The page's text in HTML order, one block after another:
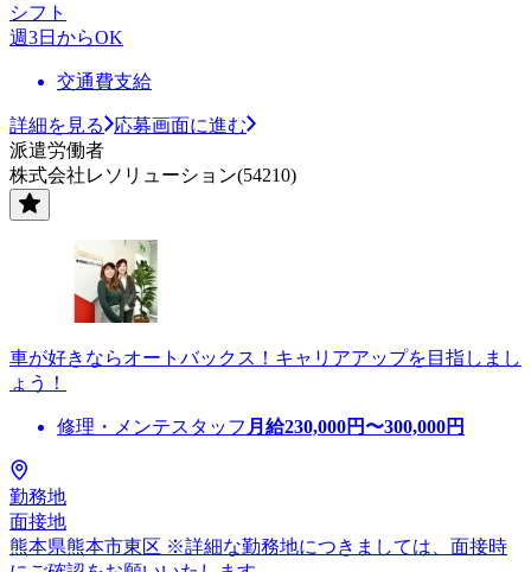
シフト
週3日からOK
交通費支給
詳細を見る
応募画面に進む
派遣労働者
株式会社レソリューション(54210)
車が好きならオートバックス！キャリアアップを目指しまし
ょう！
修理・メンテスタッフ 月給230,000円〜300,000円
勤務地
面接地
熊本県熊本市東区 ※詳細な勤務地につきましては、面接時